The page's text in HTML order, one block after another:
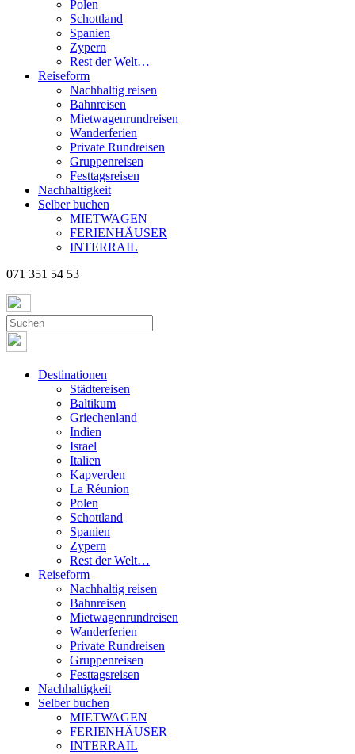
Polen
Schottland
Spanien
Zypern
Rest der Welt…
Reiseform
Nachhaltig reisen
Bahnreisen
Mietwagenrundreisen
Wanderferien
Private Rundreisen
Gruppenreisen
Festtagsreisen
Nachhaltigkeit
Selber buchen
MIETWAGEN
FERIENHÄUSER
INTERRAIL
071 351 54 53
Destinationen
Städtereisen
Baltikum
Griechenland
Indien
Israel
Italien
Kapverden
La Réunion
Polen
Schottland
Spanien
Zypern
Rest der Welt…
Reiseform
Nachhaltig reisen
Bahnreisen
Mietwagenrundreisen
Wanderferien
Private Rundreisen
Gruppenreisen
Festtagsreisen
Nachhaltigkeit
Selber buchen
MIETWAGEN
FERIENHÄUSER
INTERRAIL